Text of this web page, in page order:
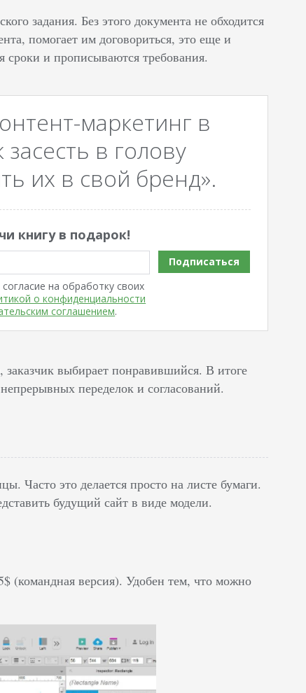
задания. Без этого документа не обходится
помогает им договориться, это еще и
сроки и прописываются требования.
маркетинг в
в голову
их в свой бренд».
книгу в подарок!
на обработку своих
о конфиденциальности
соглашением.
Подписаться
заказчик выбирает понравившийся. В итоге
переделок и согласований.
Часто это делается просто на листе бумаги.
будущий сайт в виде модели.
(командная версия). Удобен тем, что можно